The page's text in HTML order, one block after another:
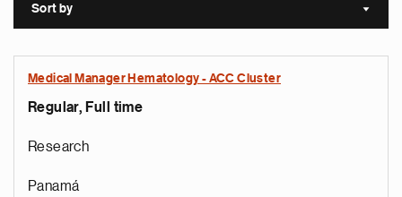
Sort by Sort
Medical Manager Hematology - ACC Cluster
Regular, Full time
Research
Panamá